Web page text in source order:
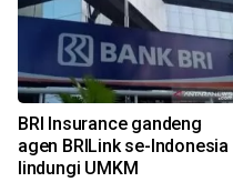
BRI Insurance gandeng
agen BRILink se-Indonesia
lindungi UMKM